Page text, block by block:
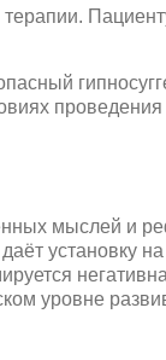
терапии.
мыслей и
установку
уровне